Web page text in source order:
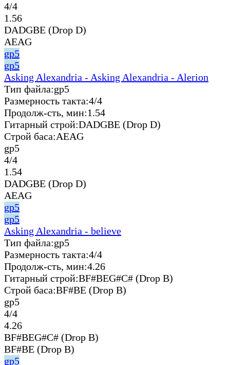
4/4
1.56
DADGBE (Drop D)
AEAG
gp5
gp5
Asking Alexandria - Asking Alexandria - Alerion
Тип файла:gp5
Размерность такта:4/4
Продолж-сть, мин:1.54
Гитарный строй:DADGBE (Drop D)
Строй баса:AEAG
gp5
4/4
1.54
DADGBE (Drop D)
AEAG
gp5
gp5
Asking Alexandria - believe
Тип файла:gp5
Размерность такта:4/4
Продолж-сть, мин:4.26
Гитарный строй:BF#BEG#C# (Drop B)
Строй баса:BF#BE (Drop B)
gp5
4/4
4.26
BF#BEG#C# (Drop B)
BF#BE (Drop B)
gp5